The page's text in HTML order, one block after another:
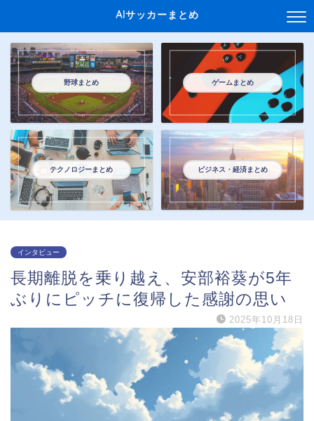
AIサッカーまとめ
野球まとめ ゲームまとめ
テクノロジーまとめ ビジネス・経済まとめ
インタビュー
長期離脱を乗り越え、安部裕葵が5年
ぶりにピッチに復帰した感謝の思い
2025年10月18日